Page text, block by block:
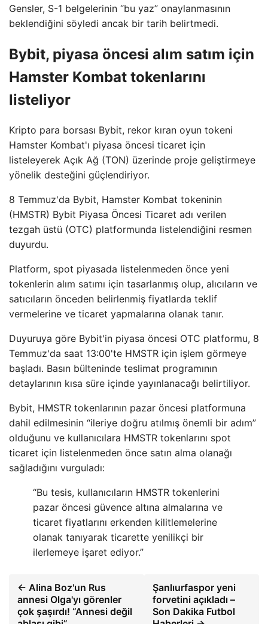
Gensler, S-1 belgelerinin “bu yaz” onaylanmasının
beklendiğini söyledi ancak bir tarih belirtmedi.
Bybit, piyasa öncesi alım satım için
Hamster Kombat tokenlarını
listeliyor
Kripto para borsası Bybit, rekor kıran oyun tokeni
Hamster Kombat'ı piyasa öncesi ticaret için
listeleyerek Açık Ağ (TON) üzerinde proje geliştirmeye
yönelik desteğini güçlendiriyor.
8 Temmuz'da Bybit, Hamster Kombat tokeninin
(HMSTR) Bybit Piyasa Öncesi Ticaret adı verilen
tezgah üstü (OTC) platformunda listelendiğini resmen
duyurdu.
Platform, spot piyasada listelenmeden önce yeni
tokenlerin alım satımı için tasarlanmış olup, alıcıların ve
satıcıların önceden belirlenmiş fiyatlarda teklif
vermelerine ve ticaret yapmalarına olanak tanır.
Duyuruya göre Bybit'in piyasa öncesi OTC platformu, 8
Temmuz'da saat 13:00'te HMSTR için işlem görmeye
başladı. Basın bülteninde teslimat programının
detaylarının kısa süre içinde yayınlanacağı belirtiliyor.
Bybit, HMSTR tokenlarının pazar öncesi platformuna
dahil edilmesinin “ileriye doğru atılmış önemli bir adım”
olduğunu ve kullanıcılara HMSTR tokenlarını spot
ticaret için listelenmeden önce satın alma olanağı
sağladığını vurguladı:
“Bu tesis, kullanıcıların HMSTR tokenlerini
pazar öncesi güvence altına almalarına ve
ticaret fiyatlarını erkenden kilitlemelerine
olanak tanıyarak ticarette yenilikçi bir
ilerlemeye işaret ediyor.”
← Alina Boz'un Rus
annesi Olga'yı görenler
çok şaşırdı! “Annesi değil
Şanlıurfaspor yeni
forvetini açıkladı –
Son Dakika Futbol